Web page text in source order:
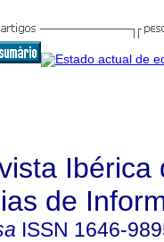
Ibérica
de
ISSN 1646-